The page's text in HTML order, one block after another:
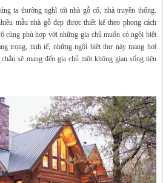
ta thường nghĩ tới nhà gỗ cổ, nhà truyền thống.
mẫu nhà gỗ đẹp được thiết kế theo phong cách
cùng phù hợp với những gia chủ muốn có ngôi biệt
trọng, tinh tế, những ngôi biệt thự này mang hơi
sẽ mang đến gia chủ một không gian sống tiện